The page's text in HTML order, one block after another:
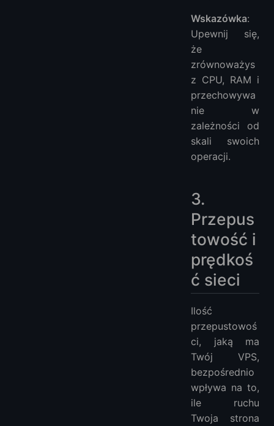
Wskazówka:
Upewnij się,
że
zrównoważys
z CPU, RAM i
przechowywa
nie w
zależności od
skali swoich
operacji.
3.
Przepus
towość i
prędkoś
ć sieci
Ilość
przepustowoś
ci, jaką ma
Twój VPS,
bezpośrednio
wpływa na to,
ile ruchu
Twoja strona